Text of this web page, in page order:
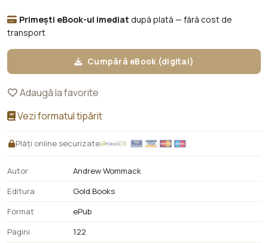
Primești eBook-ul imediat după plată — fără cost de
transport
Cumpără eBook (digital)
Adaugă la favorite
Vezi formatul tipărit
Plăți online securizate
Autor
Andrew Wommack
Editura
Gold Books
Format
ePub
Pagini
122